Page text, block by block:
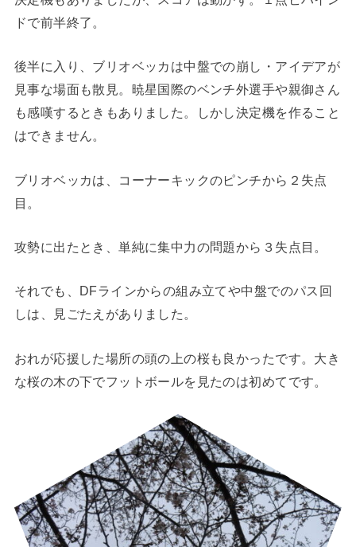
ドで前半終了。
後半に入り、ブリオベッカは中盤での崩し・アイデアが
見事な場面も散見。暁星国際のベンチ外選手や親御さん
も感嘆するときもありました。しかし決定機を作ること
はできません。
ブリオベッカは、コーナーキックのピンチから２失点
目。
攻勢に出たとき、単純に集中力の問題から３失点目。
それでも、DFラインからの組み立てや中盤でのパス回
しは、見ごたえがありました。
おれが応援した場所の頭の上の桜も良かったです。大き
な桜の木の下でフットボールを見たのは初めてです。